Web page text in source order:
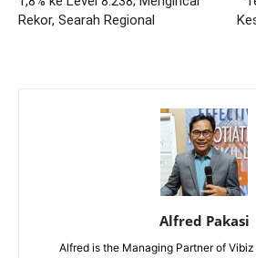
Rekor, Searah Regional
Alfred Pakasi
Alfred is the Managing Partner of